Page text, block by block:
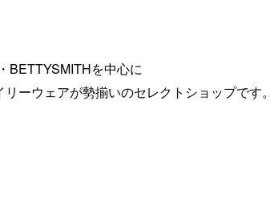
BETTYSMITHを中心に
ーウェアが勢揃いのセレクトショップです。